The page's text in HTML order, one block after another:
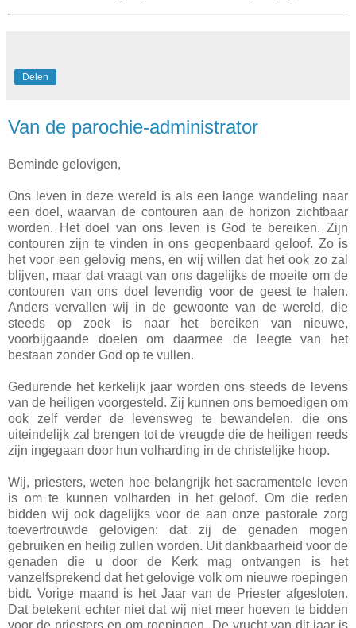
Delen
Van de parochie-administrator
Beminde gelovigen,
Ons leven in deze wereld is als een lange wandeling naar
een doel, waarvan de contouren aan de horizon zichtbaar
worden. Het doel van ons leven is God te bereiken. Zijn
contouren zijn te vinden in ons geopenbaard geloof. Zo is
het voor een gelovig mens, en wij willen dat het ook zo zal
blijven, maar dat vraagt van ons dagelijks de moeite om de
contouren van ons doel levendig voor de geest te halen.
Anders vervallen wij in de gewoonte van de wereld, die
steeds op zoek is naar het bereiken van nieuwe,
voorbijgaande doelen om daarmee de leegte van het
bestaan zonder God op te vullen.
Gedurende het kerkelijk jaar worden ons steeds de levens
van de heiligen voorgesteld. Zij kunnen ons bemoedigen om
ook zelf verder de levensweg te bewandelen, die ons
uiteindelijk zal brengen tot de vreugde die de heiligen reeds
zijn ingegaan door hun volharding in de christelijke hoop.
Wij, priesters, weten hoe belangrijk het sacramentele leven
is om te kunnen volharden in het geloof. Om die reden
bidden wij ook dagelijks voor de aan onze pastorale zorg
toevertrouwde gelovigen: dat zij de genaden mogen
gebruiken en heilig zullen worden. Uit dankbaarheid voor de
genaden die u door de Kerk mag ontvangen is het
vanzelfsprekend dat het gelovige volk om nieuwe roepingen
bidt. Vorige maand is het Jaar van de Priester afgesloten.
Dat betekent echter niet dat wij niet meer hoeven te bidden